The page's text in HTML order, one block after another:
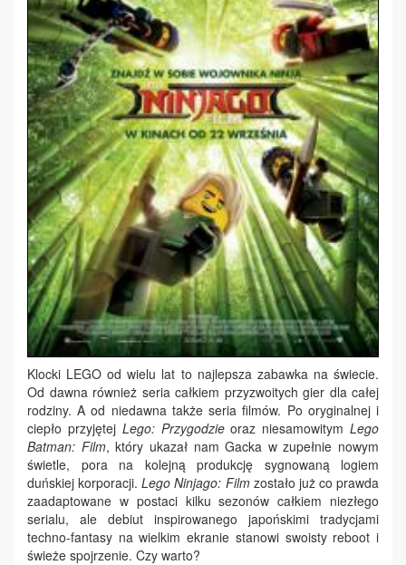
Klocki LEGO od wielu lat to najlepsza zabawka na świecie.
Od dawna również seria całkiem przyzwoitych gier dla całej
rodziny. A od niedawna także seria filmów. Po oryginalnej i
ciepło przyjętej Lego: Przygodzieoraz niesamowitymLego
Batman: Film, który ukazał nam Gacka w zupełnie nowym
świetle, pora na kolejną produkcję sygnowaną logiem
duńskiej korporacji.Lego Ninjago: Filmzostało już co prawda
zaadaptowane w postaci kilku sezonów całkiem niezłego
serialu, ale debiut inspirowanego japońskimi tradycjami
techno-fantasy na wielkim ekranie stanowi swoisty reboot i
świeże spojrzenie. Czy warto?